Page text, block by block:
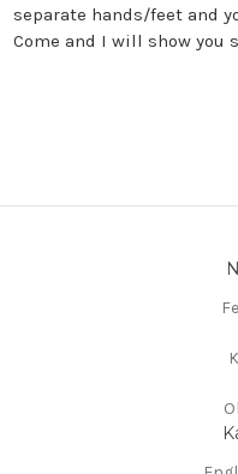
separate hands/feet and
Come and I will show you